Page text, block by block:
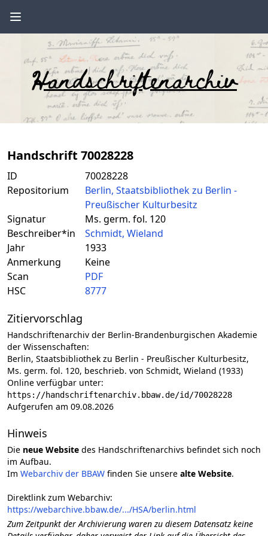
Handschriftenarchiv
Handschrift 70028228
ID
70028228
Repositorium
Berlin, Staatsbibliothek zu Berlin -
Preußischer Kulturbesitz
Signatur
Ms. germ. fol. 120
Beschreiber*in
Schmidt, Wieland
Jahr
1933
Anmerkung
Keine
Scan
PDF
HSC
8777
Zitiervorschlag
Handschriftenarchiv der Berlin-Brandenburgischen Akademie
der Wissenschaften:
Berlin, Staatsbibliothek zu Berlin - Preußischer Kulturbesitz,
Ms. germ. fol. 120, beschrieb. von Schmidt, Wieland (1933)
Online verfügbar unter:
https://handschriftenarchiv.bbaw.de/id/70028228
Aufgerufen am 09.08.2026
Hinweis
Die neue Website des Handschriftenarchivs befindet sich noch
im Aufbau.
Im Webarchiv der BBAW finden Sie unsere alte Website.
Direktlink zum Webarchiv:
https://webarchive.bbaw.de/.../HSA/berlin.html
Zum Zeitpunkt der Archivierung waren zu diesem Datensatz keine